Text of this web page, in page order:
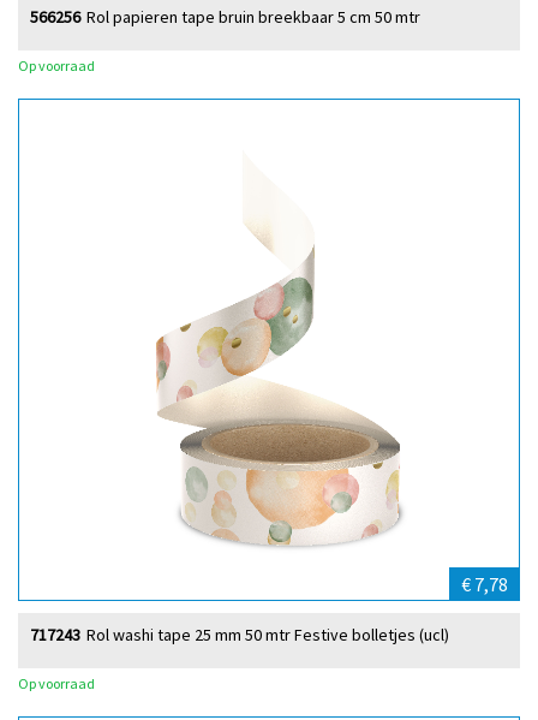
Rol papieren tape bruin breekbaar 5 cm 50 mtr
566256
Op voorraad
€ 7,78
Rol washi tape 25 mm 50 mtr Festive bolletjes (ucl)
717243
Op voorraad